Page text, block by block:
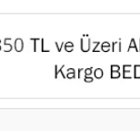
korunması için
verilen steril bir şekilde
kullanımı son
1; 2 saniyeliğine
sıkı bir şekilde ağız
şekillenir; Bir ısı daha